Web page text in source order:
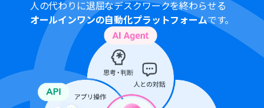
意ください。
チームプランやサクセスプランなどの有料プランは、2週
間の無料トライアルを行うことが可能です。無料トライア
ル中には制限対象のアプリを使用することができます。
トリガーは5分、10分、15分、30分、60分の間隔で起動
間隔を選択できます。
プランによって最短の起動間隔が異なりますので、ご注意
ください。
人の代わりに退屈なデスクワークを終わらせる
オールインワンの自動化プラットフォームです。